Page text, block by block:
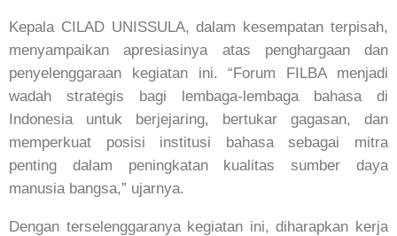
Kepala CILAD UNISSULA, dalam kesempatan terpisah,
menyampaikan apresiasinya atas penghargaan dan
penyelenggaraan kegiatan ini. “Forum FILBA menjadi
wadah strategis bagi lembaga-lembaga bahasa di
Indonesia untuk berjejaring, bertukar gagasan, dan
memperkuat posisi institusi bahasa sebagai mitra
penting dalam peningkatan kualitas sumber daya
manusia bangsa,” ujarnya.
Dengan terselenggaranya kegiatan ini, diharapkan kerja